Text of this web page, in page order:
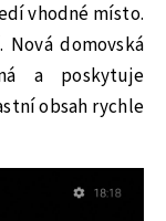
vhodné místo.
domovská
a poskytuje
obsah rychle